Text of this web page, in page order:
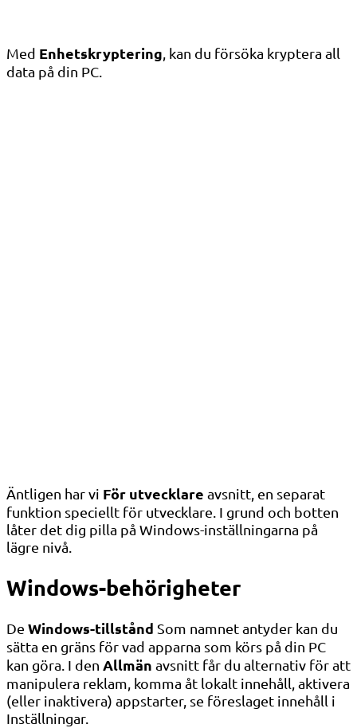
Med Enhetskryptering , kan du försöka kryptera all
data på din PC.
Äntligen har vi För utvecklare avsnitt, en separat
funktion speciellt för utvecklare. I grund och botten
låter det dig pilla på Windows-inställningarna på
lägre nivå.
Windows-behörigheter
De Windows-tillstånd Som namnet antyder kan du
sätta en gräns för vad apparna som körs på din PC
kan göra. I den Allmän avsnitt får du alternativ för att
manipulera reklam, komma åt lokalt innehåll, aktivera
(eller inaktivera) appstarter, se föreslaget innehåll i
Inställningar.